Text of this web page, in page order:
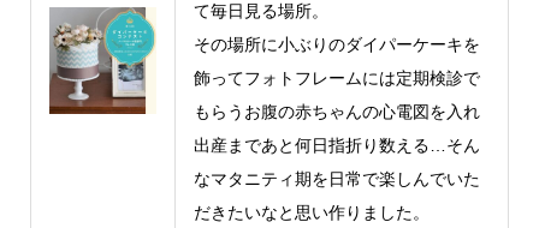
て毎日見る場所。
その場所に小ぶりのダイパーケーキを
飾ってフォトフレームには定期検診で
もらうお腹の赤ちゃんの心電図を入れ
出産まであと何日指折り数える…そん
なマタニティ期を日常で楽しんでいた
だきたいなと思い作りました。